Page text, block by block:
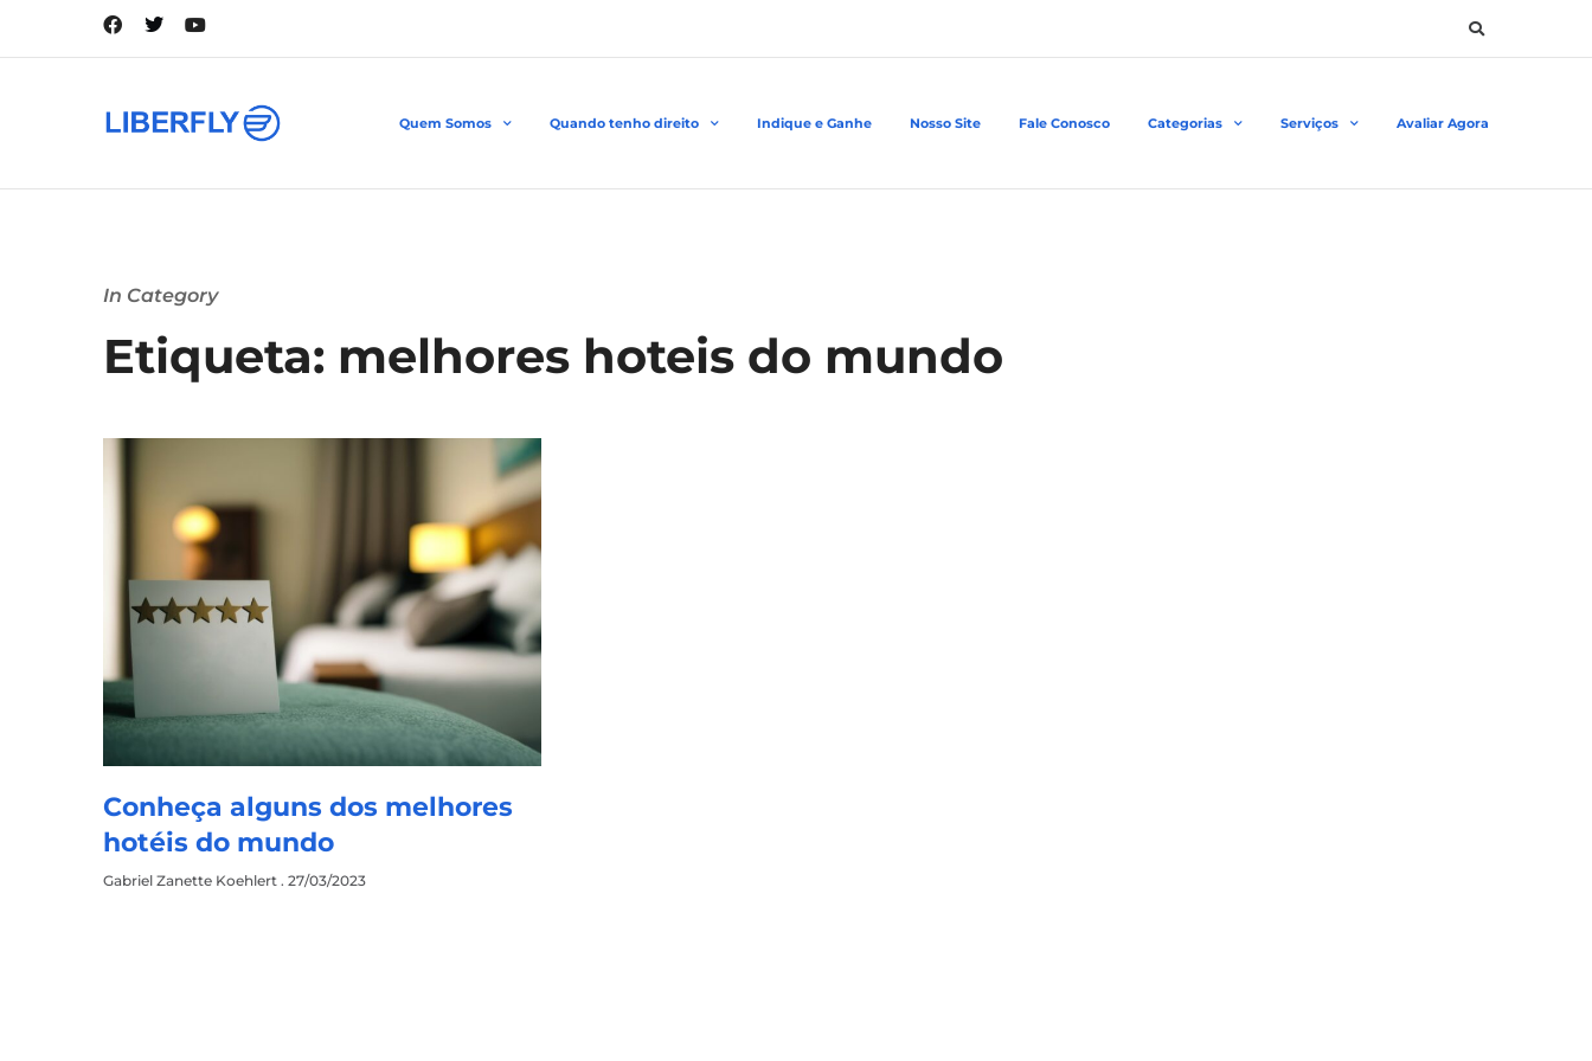
Quem Somos Quando tenho direito Indique e Ganhe Nosso Site Fale Conosco Categorias Serviços Avaliar Agora
In Category
Etiqueta: melhores hoteis do mundo
Conheça alguns dos melhores
hotéis do mundo
Gabriel Zanette Koehlert 27/03/2023